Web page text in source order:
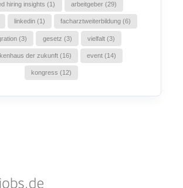
hiring insights (1) arbeitgeber (29)
linkedin (1) facharztweiterbildung (6)
(3) gesetz (3) vielfalt (3)
der zukunft (16) event (14)
kongress (12)